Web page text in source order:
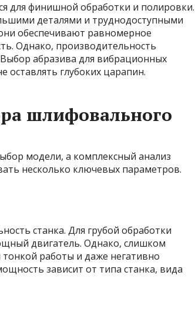
для финишной обработки и полировки.
деталями и труднодоступными
обеспечивают равномерное
Однако, производительность
абразива для вибрационных
оставлять глубоких царапин.
шлифовального
модели, а комплексный анализ
несколько ключевых параметров.
станка. Для грубой обработки
двигатель. Однако, слишком
работы и даже негативно
зависит от типа станка, вида